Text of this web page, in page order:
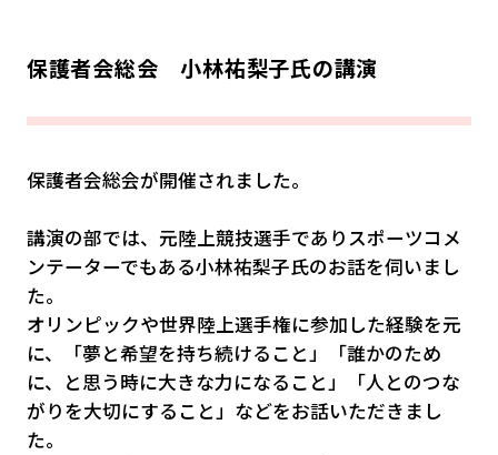
保護者会総会 小林祐梨子氏の講演
保護者会総会が開催されました。
講演の部では、元陸上競技選手でありスポーツコメ
ンテーターでもある小林祐梨子氏のお話を伺いまし
た。
オリンピックや世界陸上選手権に参加した経験を元
に、「夢と希望を持ち続けること」「誰かのため
に、と思う時に大きな力になること」「人とのつな
がりを大切にすること」などをお話いただきまし
た。